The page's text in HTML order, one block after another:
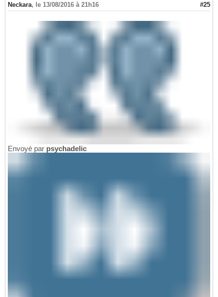
Neckara, le 13/08/2016 à 21h16 #25
Envoyé par psychadelic